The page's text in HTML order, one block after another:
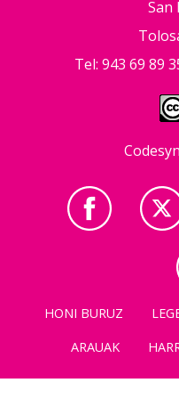
San
Tel: 943 69 89
HONI BURUZ
ARAUAK